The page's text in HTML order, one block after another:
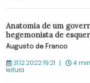
Anatomia de um
hegemonista de
Augusto de Franco
31.12.2022 19:21 4
leitura